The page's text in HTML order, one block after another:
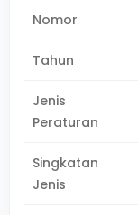
Nomor
Tahun
Jenis
Peraturan
Singkatan
Jenis